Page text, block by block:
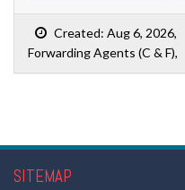
Created: Aug 6, 2026,
Forwarding Agents (C & F),
SITEMAP